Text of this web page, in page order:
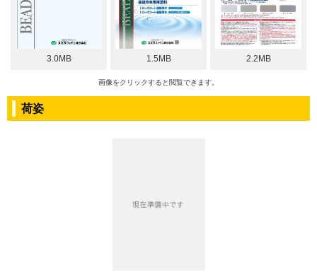
3.0MB 1.5MB 2.2MB
画像をクリックすると閲覧できます。
荷姿